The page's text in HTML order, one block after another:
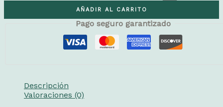
AÑADIR AL CARRITO
Pago seguro garantizado
Descripción
Valoraciones (0)